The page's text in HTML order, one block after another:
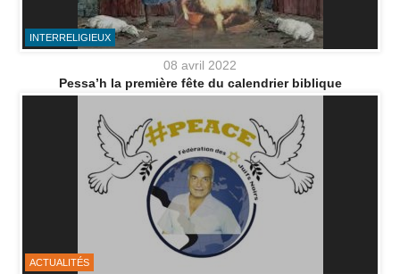
INTERRELIGIEUX
08 avril 2022
Pessa’h la première fête du calendrier biblique
ACTUALITÉS